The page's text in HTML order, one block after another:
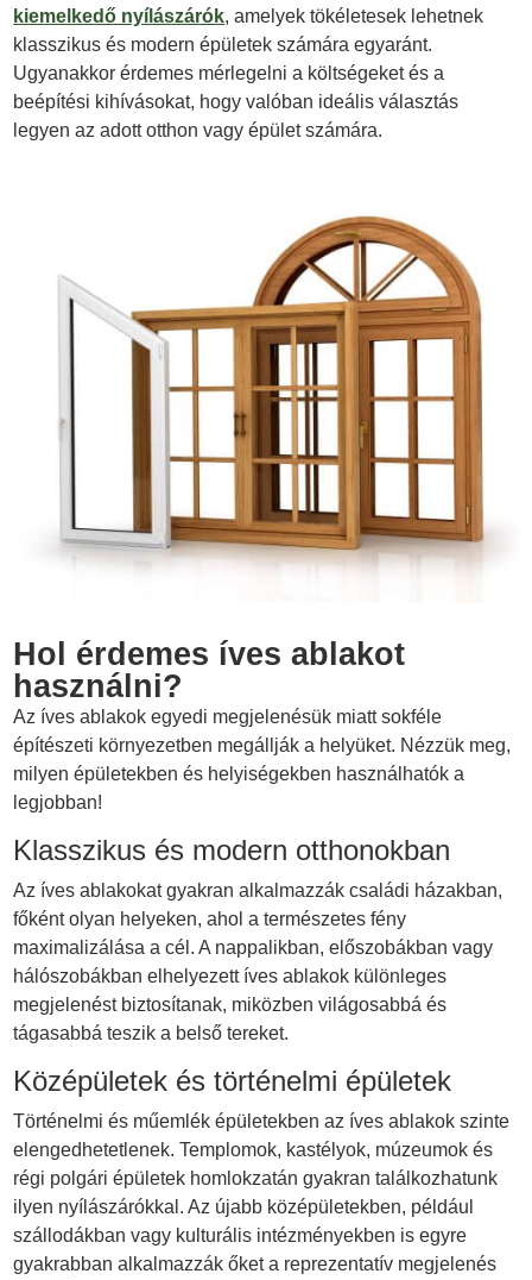
kiemelkedő nyílászárók, amelyek tökéletesek lehetnek
klasszikus és modern épületek számára egyaránt.
Ugyanakkor érdemes mérlegelni a költségeket és a
beépítési kihívásokat, hogy valóban ideális választás
legyen az adott otthon vagy épület számára.
Hol érdemes íves ablakot
használni?
Az íves ablakok egyedi megjelenésük miatt sokféle
építészeti környezetben megállják a helyüket. Nézzük meg,
milyen épületekben és helyiségekben használhatók a
legjobban!
Klasszikus és modern otthonokban
Az íves ablakokat gyakran alkalmazzák családi házakban,
főként olyan helyeken, ahol a természetes fény
maximalizálása a cél. A nappalikban, előszobákban vagy
hálószobákban elhelyezett íves ablakok különleges
megjelenést biztosítanak, miközben világosabbá és
tágasabbá teszik a belső tereket.
Középületek és történelmi épületek
Történelmi és műemlék épületekben az íves ablakok szinte
elengedhetetlenek. Templomok, kastélyok, múzeumok és
régi polgári épületek homlokzatán gyakran találkozhatunk
ilyen nyílászárókkal. Az újabb középületekben, például
szállodákban vagy kulturális intézményekben is egyre
gyakrabban alkalmazzák őket a reprezentatív megjelenés